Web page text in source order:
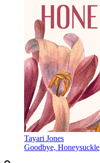
Tayari Jones
Goodbye, Honeysuckle